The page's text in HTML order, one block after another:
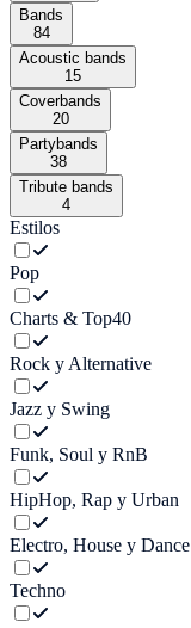
Bands
84
Acoustic bands
15
Coverbands
20
Partybands
38
Tribute bands
4
Estilos
Pop
Charts & Top40
Rock y Alternative
Jazz y Swing
Funk, Soul y RnB
HipHop, Rap y Urban
Electro, House y Dance
Techno